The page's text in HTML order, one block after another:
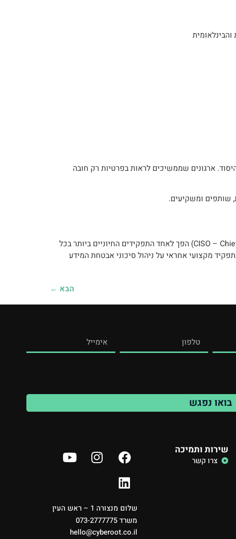
מדיניות, ועורכי דין. לקראת 2026, התפיסה הזו משתנה מהיסוד. ארגונים שממשיכים לראות בפרטיות רק חובה
בעידן שבו התקפות סייבר מתוחכמות מתרחשות בכל רגע, תפקיד ממונה אבטחת מידע (CISO – Chief Information Security Officer) הפך לאחד התפקידים החיוניים ביותר בכל
מקצועי אחראי על ניהול סיכוני אבטחת המידע
הבא ←
בואו נפגש
שירות ותמיכה
צרו קשר
שלום מנצורה 1 – ראש העין
משרד 073-2777775
hello@cyberoot.co.il